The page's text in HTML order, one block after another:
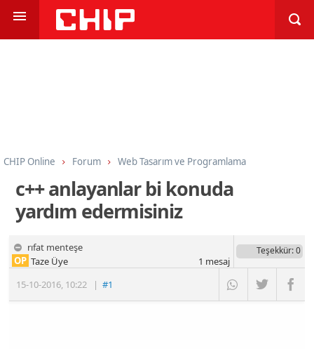
CHIP Online Forum
Web Tasarım ve Programlama
Programlama
C ve C++
c++ anlayanlar bi konuda
yardım edermisiniz
rıfat menteşe
15-10-2016, 10:22 |#1
OP Taze Üye
Teşekkür: 0
1 mesaj